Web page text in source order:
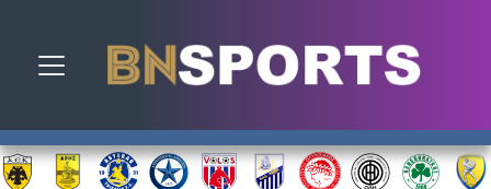
Toggle navigation